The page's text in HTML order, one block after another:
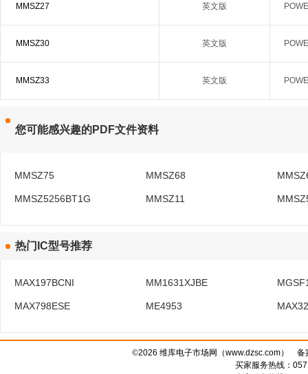
MMSZ27 英文版
MMSZ30 英文版
MMSZ33 英文版
您可能感兴趣的PDF文件资料
MMSZ75 MMSZ68
MMSZ5256BT1G MMSZ11
热门IC型号推荐
MAX197BCNI MM1631XJBE
MAX798ESE ME4953
©2026 维库电子市场网（www.dzsc.com） 备
买家服务热线：